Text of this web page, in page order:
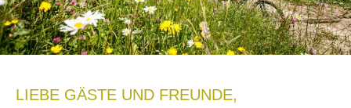
LIEBE GÄSTE UND FREUNDE,